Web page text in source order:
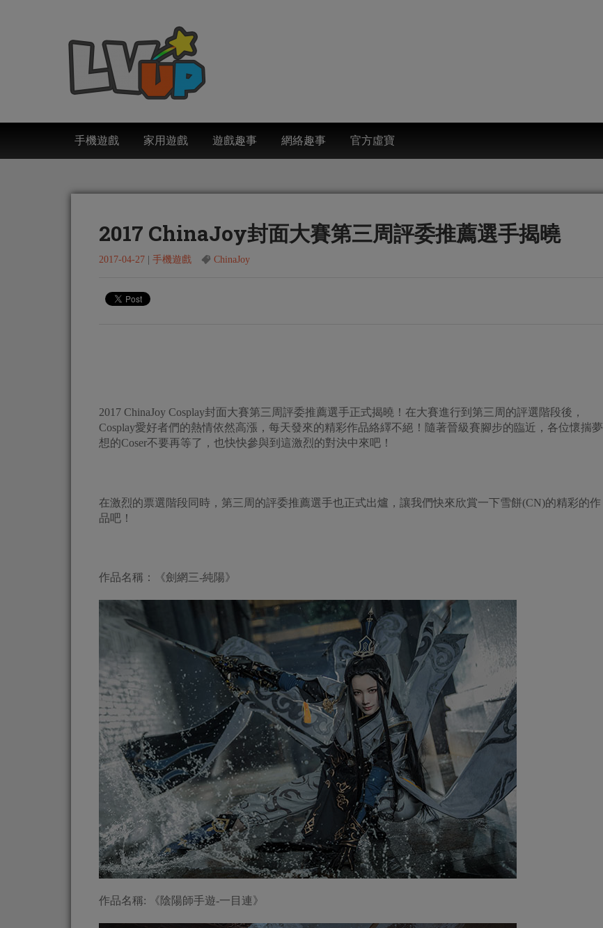
手機遊戲 家用遊戲 遊戲趣事 網絡趣事 官方虛寶
2017 ChinaJoy封面大賽第三周評委推薦選手揭曉
2017-04-27 手機遊戲 ChinaJoy
2017 ChinaJoy Cosplay封面大賽第三周評委推薦選手正式揭曉！在大賽進行到第三周的評選階段後，
Cosplay愛好者們的熱情依然高漲，每天發來的精彩作品絡繹不絕！隨著晉級賽腳步的臨近，各位懷揣夢
想的Coser不要再等了，也快快參與到這激烈的對決中來吧！
在激烈的票選階段同時，第三周的評委推薦選手也正式出爐，讓我們快來欣賞一下雪餅(CN)的精彩的作
品吧！
作品名稱：《劍網三-純陽》
作品名稱: 《陰陽師手遊-一目連》